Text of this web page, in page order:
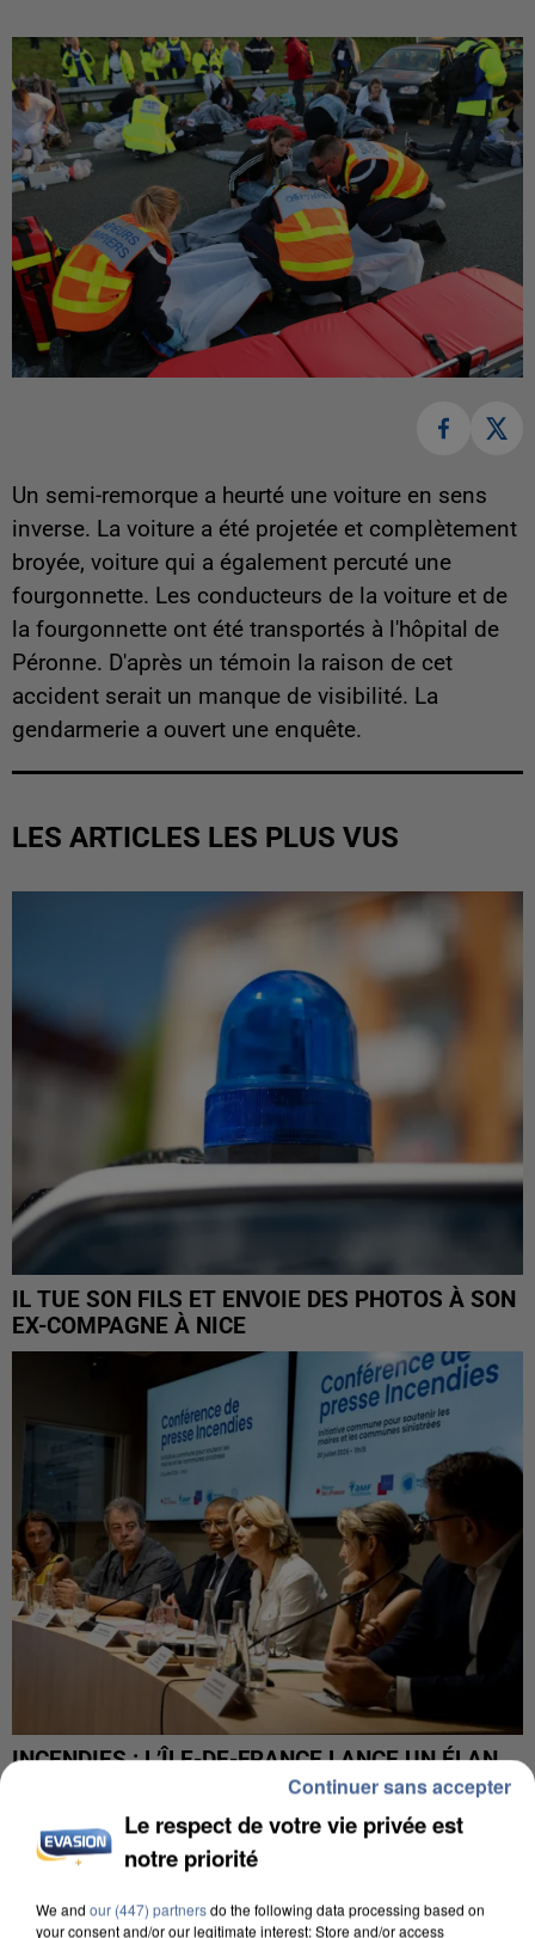
Un semi-remorque a heurté une voiture en sens
inverse. La voiture a été projetée et complètement
broyée, voiture qui a également percuté une
fourgonnette. Les conducteurs de la voiture et de
la fourgonnette ont été transportés à l'hôpital de
Péronne. D'après un témoin la raison de cet
accident serait un manque de visibilité. La
gendarmerie a ouvert une enquête.
LES ARTICLES LES PLUS VUS
IL TUE SON FILS ET ENVOIE DES PHOTOS À SON
EX-COMPAGNE À NICE
INCENDIES : L’ÎLE-DE-FRANCE LANCE UN ÉLAN
DE SOLIDARITÉ AVEC LES...
Le respect de votre vie privée est
notre priorité
We and our (447) partnersdo the following data processing based on
your consent and/or our legitimate interest: Store and/or access
Continuer sans accepter